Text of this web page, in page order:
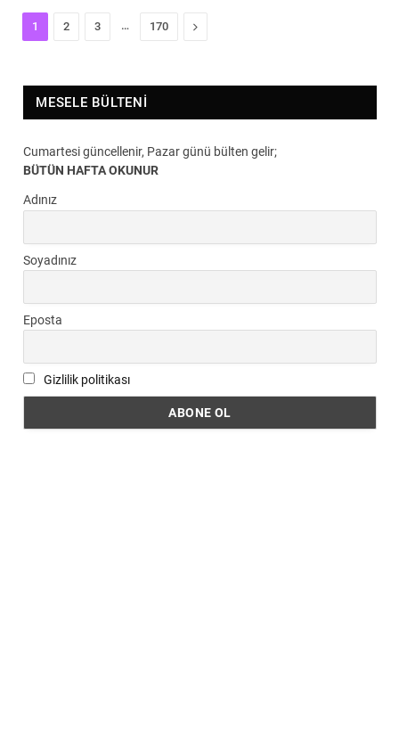
1 2 3 … 170 Next
MESELE BÜLTENI
Cumartesi güncellenir, Pazar günü bülten gelir;
BÜTÜN HAFTA OKUNUR
Adınız
Soyadınız
Eposta
Gizlilik politikası